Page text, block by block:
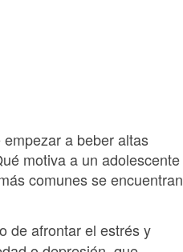
a beber altas
motiva a un adolescente
comunes se encuentran
de afrontar el estrés y